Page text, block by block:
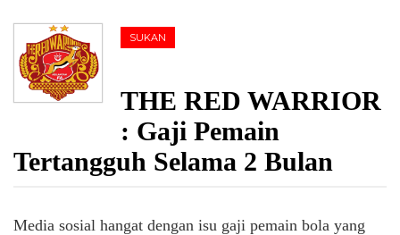
SUKAN
THE RED WARRIOR
: Gaji Pemain
Tertangguh Selama 2 Bulan
Media sosial hangat dengan isu gaji pemain bola yang